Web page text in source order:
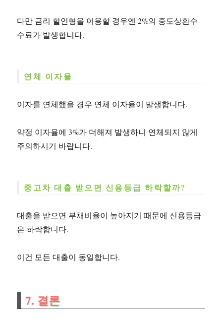
다만 금리 할인형을 이용할 경우엔 2%의 중도상환수
수료가 발생합니다.
연체 이자율
이자를 연체했을 경우 연체 이자율이 발생합니다.
약정 이자율에 3%가 더해져 발생하니 연체되지 않게
주의하시기 바랍니다.
중고차 대출 받으면 신용등급 하락할까?
대출을 받으면 부채비율이 높아지기 때문에 신용등급
은 하락합니다.
이건 모든 대출이 동일합니다.
7. 결론